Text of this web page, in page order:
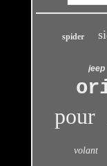
spider
jeep
pour
volant